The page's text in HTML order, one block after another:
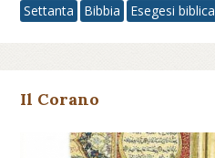
Settanta
Bibbia Esegesi biblica
Il Corano